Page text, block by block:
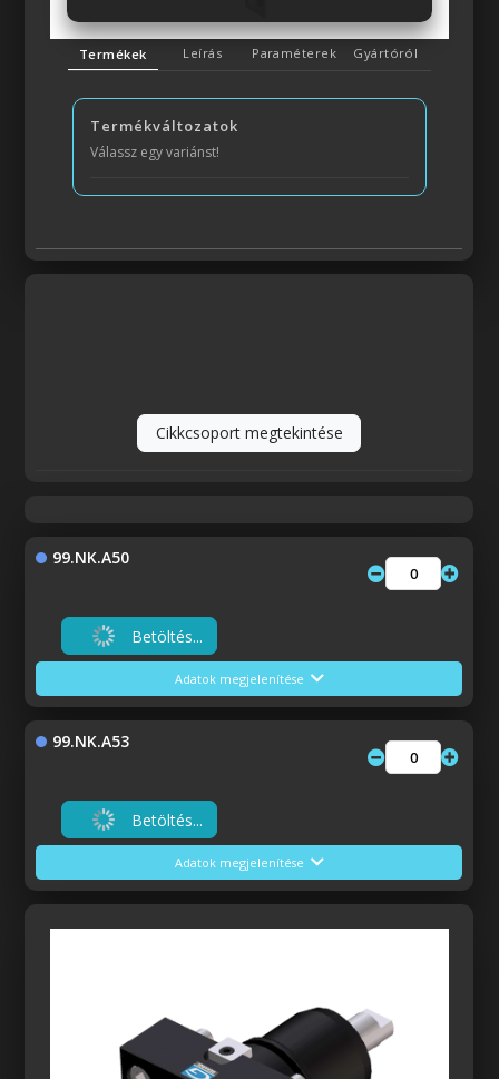
Termékek Leírás Paraméterek Gyártóról
Termékváltozatok
Válassz egy variánst!
Cikkcsoport megtekintése
99.NK.A50
Betöltés...
Adatok megjelenítése
99.NK.A53
Betöltés...
Adatok megjelenítése